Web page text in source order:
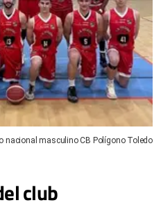
nacional masculino CB Polígono Toledo
club